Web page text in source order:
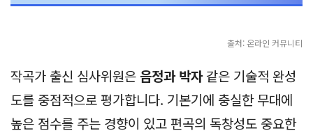
출처: 온라인 커뮤니티
작곡가 출신 심사위원은 음정과 박자같은 기술적 완성
도를 중점적으로 평가합니다. 기본기에 충실한 무대에
높은 점수를 주는 경향이 있고 편곡의 독창성도 중요한